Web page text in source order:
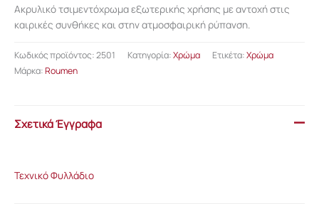
Ακρυλικό τσιμεντόχρωμα εξωτερικής χρήσης με αντοχή στις
καιρικές συνθήκες και στην ατμοσφαιρική ρύπανση.
Κωδικός προϊόντος:2501 Κατηγορία:Χρώμα Ετικέτα:Χρώμα
Μάρκα:Roumen
Σχετικά Έγγραφα
Τεχνικό Φυλλάδιο